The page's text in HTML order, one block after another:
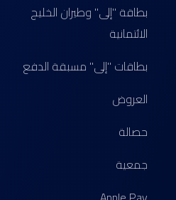
بطاقة "إلى" وطيران الخليج
الائتمانية
بطاقات "إلى" مسبقة الدفع
العروض
حصالة
جمعية